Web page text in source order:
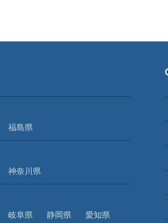
福島県
神奈川県
岐阜県 静岡県 愛知県